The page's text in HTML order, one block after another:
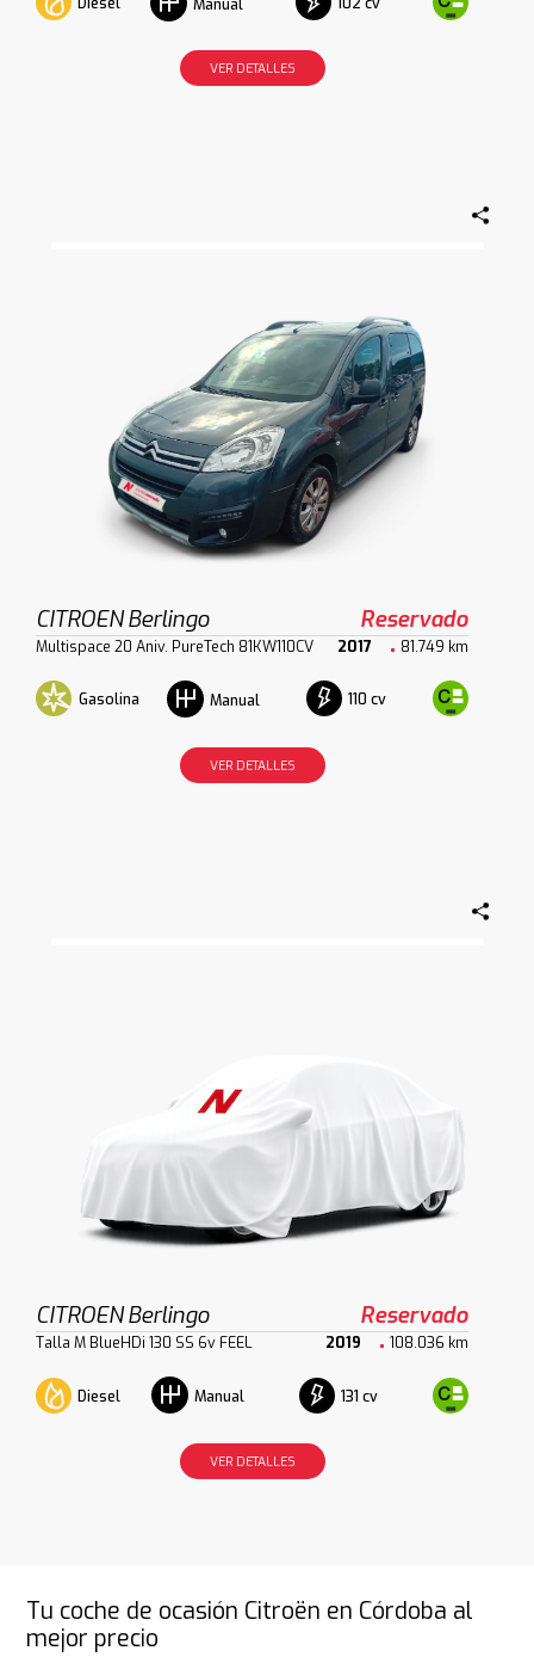
Manual
VER DETALLES
CITROEN Berlingo Reservado
Multispace 20 Aniv. PureTech 81KW110CV 2017 81.749 km
Gasolina Manual 110 cv
VER DETALLES
CITROEN Berlingo Reservado
Talla M BlueHDi 130 SS 6v FEEL 2019 108.036 km
Diesel Manual 131 cv
VER DETALLES
Tu coche de ocasión Citroën en Córdoba al
mejor precio